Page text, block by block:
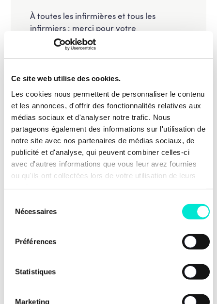
Ce site web utilise des cookies.
Les cookies nous permettent de personnaliser le contenu
et les annonces, d'offrir des fonctionnalités relatives aux
médias sociaux et d'analyser notre trafic. Nous
partageons également des informations sur l'utilisation de
notre site avec nos partenaires de médias sociaux, de
publicité et d'analyse, qui peuvent combiner celles-ci
avec d'autres informations que vous leur avez fournies
ou qu'ils ont collectées lors de votre utilisation de leurs
Nécessaires
Préférences
Statistiques
Marketing
À toutes les infirmières et tous les
infirmiers : merci pour votre
engagement quotidien.
Cette journée est la vôtre, mais notre
jour, sur le terrain.
Nos dernières news